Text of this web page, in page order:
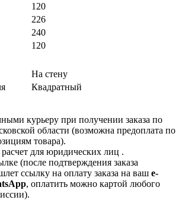
120
226
240
120
На стену
Квадратный
курьеру при получении заказа по
области (возможна предоплата по
товара).
для юридических лиц .
(после подтверждения заказа
ссылку на оплату заказа на ваш e-
, оплатить можно картой любого